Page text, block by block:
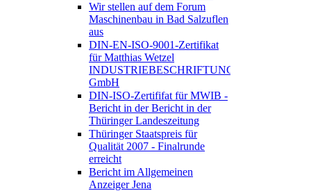
Wir stellen auf dem Forum
Maschinenbau in Bad Salzuflen
aus
DIN-EN-ISO-9001-Zertifikat
für Matthias Wetzel
INDUSTRIEBESCHRIFTUNGEN
GmbH
DIN-ISO-Zertififat für MWIB -
Bericht in der Bericht in der
Thüringer Landeszeitung
Thüringer Staatspreis für
Qualität 2007 - Finalrunde
erreicht
Bericht im Allgemeinen
Anzeiger Jena